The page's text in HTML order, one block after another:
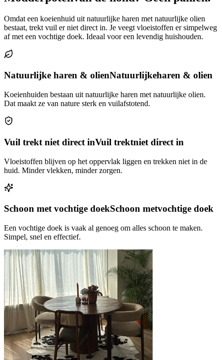
Omdat een koeienhuid uit natuurlijke haren met natuurlijke olien
bestaat, trekt vuil er niet direct in. Je veegt vloeistoffen er simpelweg
af met een vochtige doek. Ideaal voor een levendig huishouden.
Natuurlijke haren & olienNatuurlijkeharen & olien
Koeienhuiden bestaan uit natuurlijke haren met natuurlijke olien.
Dat maakt ze van nature sterk en vuilafstotend.
Vuil trekt niet direct inVuil trektniet direct in
Vloeistoffen blijven op het oppervlak liggen en trekken niet in de
huid. Minder vlekken, minder zorgen.
Schoon met vochtige doekSchoon metvochtige doek
Een vochtige doek is vaak al genoeg om alles schoon te maken.
Simpel, snel en effectief.